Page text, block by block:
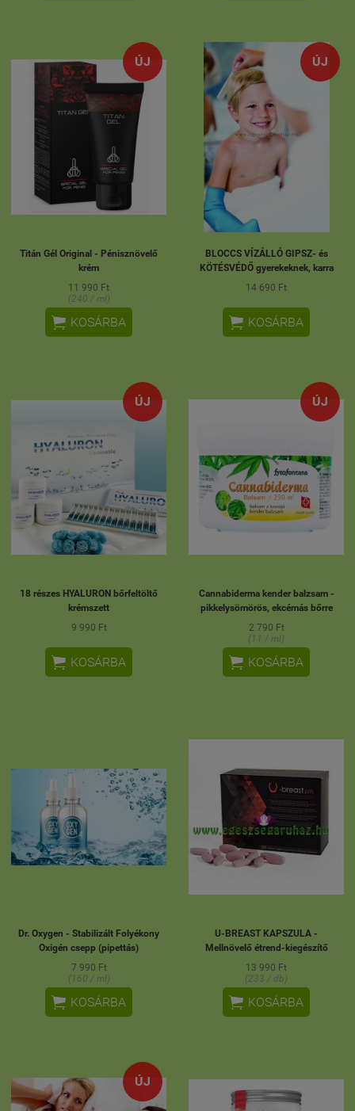
ÚJ
Titán Gél Original - Pénisznövelő
krém
11 990 Ft
(240 / ml)
 KOSÁRBA
ÚJ
BLOCCS VÍZÁLLÓ GIPSZ- és
KÖTÉSVÉDŐ gyerekeknek, karra
14 690 Ft
 KOSÁRBA
ÚJ
18 részes HYALURON bőrfeltöltő
krémszett
9 990 Ft
 KOSÁRBA
ÚJ
Cannabiderma kender balzsam -
pikkelysömörös, ekcémás bőrre
2 790 Ft
(11 / ml)
 KOSÁRBA
Dr. Oxygen - Stabilizált Folyékony
Oxigén csepp (pipettás)
7 990 Ft
(160 / ml)
 KOSÁRBA
U-BREAST KAPSZULA -
Mellnövelő étrend-kiegészítő
13 990 Ft
(233 / db)
 KOSÁRBA
ÚJ